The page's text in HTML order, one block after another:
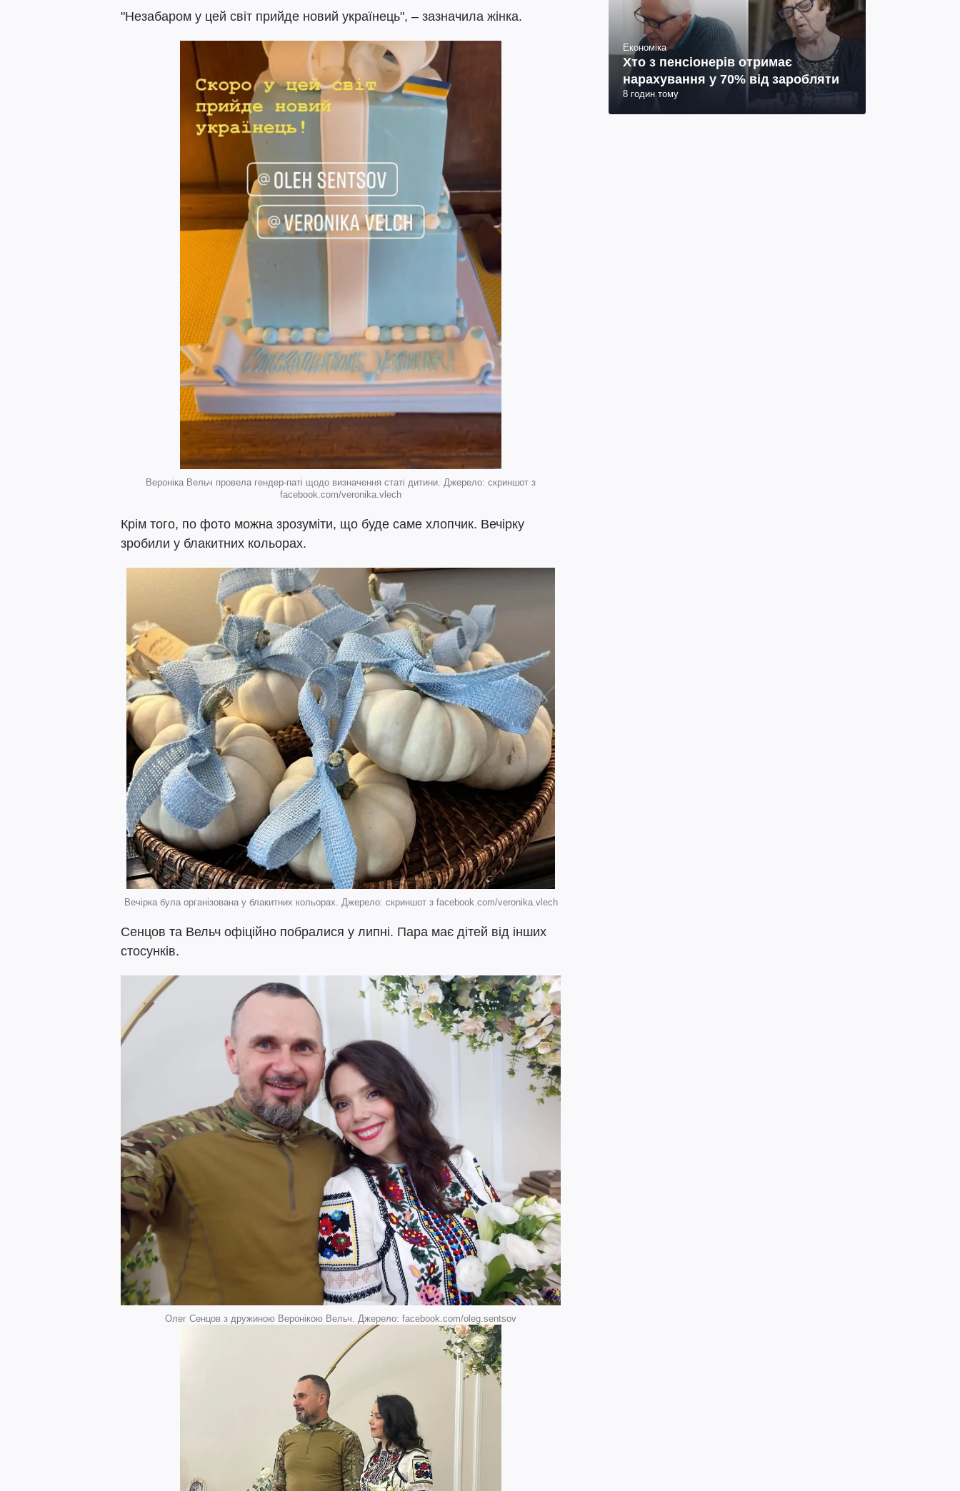
"Незабаром у цей світ прийде новий українець", – зазначила жінка.
Вероніка Вельч провела гендер-паті щодо визначення статі дитини. Джерело: скриншот з
facebook.com/veronika.vlech
Крім того, по фото можна зрозуміти, що буде саме хлопчик. Вечірку
зробили у блакитних кольорах.
Вечірка була організована у блакитних кольорах. Джерело: скриншот з facebook.com/veronika.vlech
Сенцов та Вельч офіційно побралися у липні. Пара має дітей від інших
стосунків.
Олег Сенцов з дружиною Веронікою Вельч. Джерело: facebook.com/oleg.sentsov
Економіка
Хто з пенсіонерів отримає
нарахування у 70% від заробляти
8 годин тому